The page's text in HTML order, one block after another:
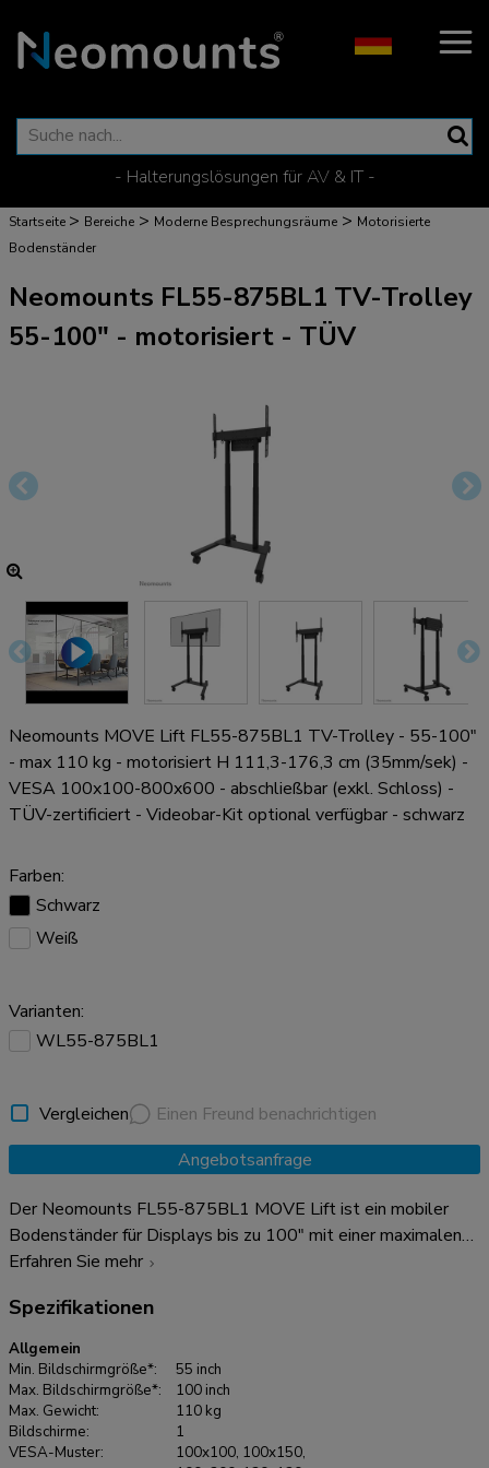
- Halterungslösungen für AV & IT -
Startseite > Bereiche > Moderne Besprechungsräume > Motorisierte
Bodenständer
Neomounts FL55-875BL1 TV-Trolley
55-100" - motorisiert - TÜV
Neomounts MOVE Lift FL55-875BL1 TV-Trolley - 55-100"
- max 110 kg - motorisiert H 111,3-176,3 cm (35mm/sek) -
VESA 100x100-800x600 - abschließbar (exkl. Schloss) -
TÜV-zertificiert - Videobar-Kit optional verfügbar - schwarz
Farben:
Schwarz
Weiß
Varianten:
WL55-875BL1
Vergleichen
Einen Freund benachrichtigen
Angebotsanfrage
Der Neomounts FL55-875BL1 MOVE Lift ist ein mobiler
Bodenständer für Displays bis zu 100" mit einer maximalen
Tragfähigkeit von 110 kg. Der Bodenständer hat eine
wird mit einer Kabelfernbedienung bedient und verfügt über
ein Anti-Kollisionssystem für zusätzliche Sicherheit. Ein
abschließbares, belüftetes Hardwarefach mit Kabelöffnung
ist im Lieferumfang enthalten und für die Installation optional.
Der MOVE Lift Trolley verfügt über praktische Griffe und vier
solide 10 cm große, feststellbare Doppellaufrollen, mit
Erfahren Sie mehr
Spezifikationen
Allgemein
Min. Bildschirmgröße*:
55 inch
Max. Bildschirmgröße*:
100 inch
Max. Gewicht:
110 kg
Bildschirme:
1
VESA-Muster:
100x100, 100x150,